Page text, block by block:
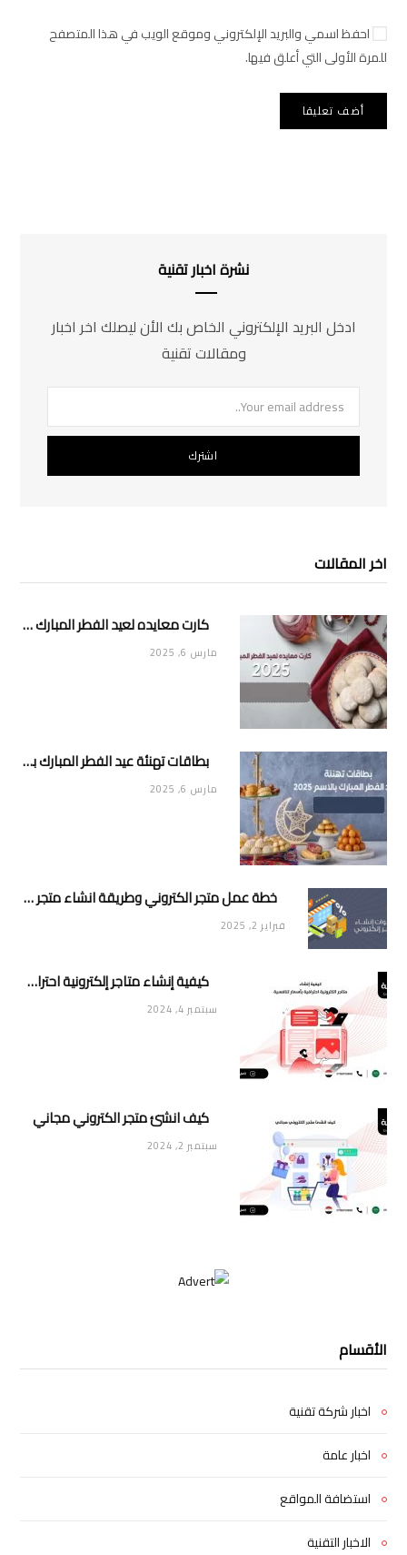
احفظ اسمي والبريد الإلكتروني وموقع الويب في هذا المتصفح
للمرة الأولى التي أعلق فيها.
نشرة اخبار تقنية
ادخل البريد الإلكتروني الخاص بك الأن ليصلك اخر اخبار
ومقالات تقنية
اخر المقالات
كارت معايده لعيد الفطر المبارك 2025
مارس 6, 2025
بطاقات تهنئة عيد الفطر المبارك بالاسم 2025
مارس 6, 2025
خطة عمل متجر الكتروني وطريقة انشاء متجر خاص ناجح ومميز
فبراير 2, 2025
كيفية إنشاء متاجر إلكترونية احترافية بأسعار تنافسية
سبتمبر 4, 2024
كيف انشئ متجر الكتروني مجاني
سبتمبر 2, 2024
الأقسام
اخبار شركة تقنية
اخبار عامة
استضافة المواقع
الاخبار التقنية